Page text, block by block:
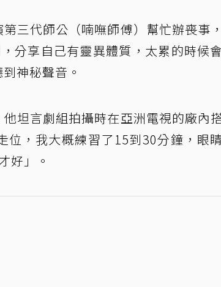
三代師公（喃嘸師傅）幫忙辦喪事
分享自己有靈異體質，太累的時候
神秘聲音。
坦言劇組拍攝時在亞洲電視的廠內
，我大概練習了15到30分鐘，眼
好」。